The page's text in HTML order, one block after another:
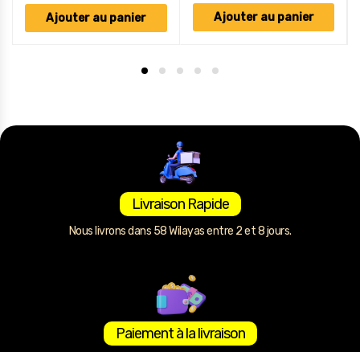
Ajouter au panier Ajouter au panier
Livraison Rapide
Nous livrons dans 58 Wilayas entre 2 et 8 jours.
Paiement à la livraison